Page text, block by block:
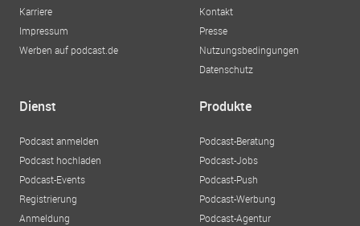
Karriere
Impressum
Werben auf podcast.de
Kontakt
Presse
Nutzungsbedingungen
Datenschutz
Dienst
Podcast anmelden
Podcast hochladen
Podcast-Events
Registrierung
Anmeldung
Produkte
Podcast-Beratung
Podcast-Jobs
Podcast-Push
Podcast-Werbung
Podcast-Agentur